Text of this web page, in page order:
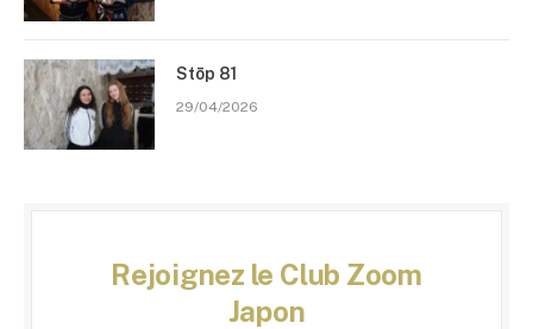
Stōp 81
29/04/2026
Rejoignez le Club Zoom
Japon